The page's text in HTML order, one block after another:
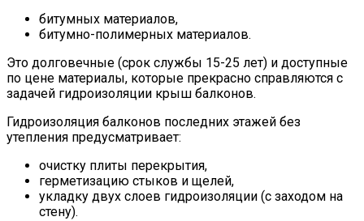
битумных материалов,
битумно-полимерных материалов.
Это долговечные (срок службы 15-25 лет) и доступные
по цене материалы, которые прекрасно справляются с
задачей гидроизоляции крыш балконов.
Гидроизоляция балконов последних этажей без
утепления предусматривает:
очистку плиты перекрытия,
герметизацию стыков и щелей,
укладку двух слоев гидроизоляции (с заходом на
стену).